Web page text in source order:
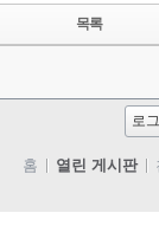
목록
로
홈 열린 게시판